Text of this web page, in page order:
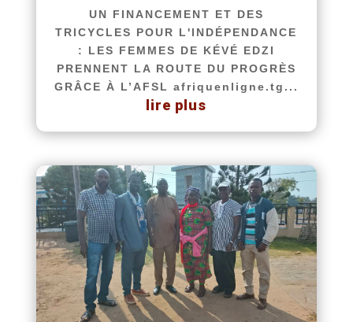
UN FINANCEMENT ET DES
TRICYCLES POUR L'INDÉPENDANCE
: LES FEMMES DE KÉVÉ EDZI
PRENNENT LA ROUTE DU PROGRÈS
GRÂCE À L’AFSL afriquenligne.tg...
lire plus